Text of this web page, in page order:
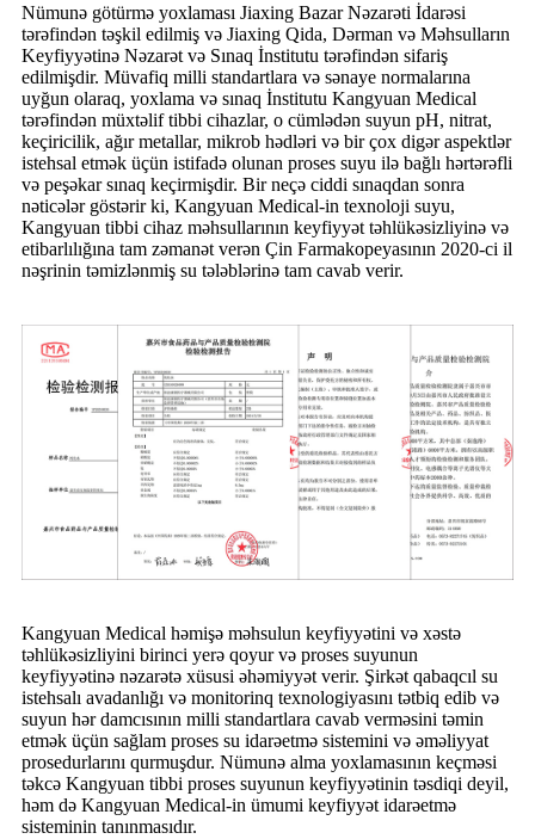
Nümunə götürmə yoxlaması Jiaxing Bazar Nəzarəti İdarəsi
tərəfindən təşkil edilmiş və Jiaxing Qida, Dərman və Məhsulların
Keyfiyyətinə Nəzarət və Sınaq İnstitutu tərəfindən sifariş
edilmişdir. Müvafiq milli standartlara və sənaye normalarına
uyğun olaraq, yoxlama və sınaq İnstitutu Kangyuan Medical
tərəfindən müxtəlif tibbi cihazlar, o cümlədən suyun pH, nitrat,
keçiricilik, ağır metallar, mikrob hədləri və bir çox digər aspektlər
istehsal etmək üçün istifadə olunan proses suyu ilə bağlı hərtərəfli
və peşəkar sınaq keçirmişdir. Bir neçə ciddi sınaqdan sonra
nəticələr göstərir ki, Kangyuan Medical-in texnoloji suyu,
Kangyuan tibbi cihaz məhsullarının keyfiyyət təhlükəsizliyinə və
etibarlılığına tam zəmanət verən Çin Farmakopeyasının 2020-ci il
nəşrinin təmizlənmiş su tələblərinə tam cavab verir.
Kangyuan Medical həmişə məhsulun keyfiyyətini və xəstə
təhlükəsizliyini birinci yerə qoyur və proses suyunun
keyfiyyətinə nəzarətə xüsusi əhəmiyyət verir. Şirkət qabaqcıl su
istehsalı avadanlığı və monitorinq texnologiyasını tətbiq edib və
suyun hər damcısının milli standartlara cavab verməsini təmin
etmək üçün sağlam proses su idarəetmə sistemini və əməliyyat
prosedurlarını qurmuşdur. Nümunə alma yoxlamasının keçməsi
təkcə Kangyuan tibbi proses suyunun keyfiyyətinin təsdiqi deyil,
həm də Kangyuan Medical-in ümumi keyfiyyət idarəetmə
sisteminin tanınmasıdır.